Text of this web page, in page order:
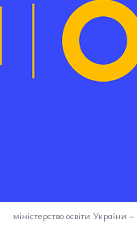
міністерство освіти України –